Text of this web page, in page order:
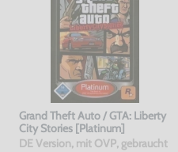
Grand Theft Auto / GTA: Liberty
City Stories [Platinum]
DE Version, mit OVP, gebraucht